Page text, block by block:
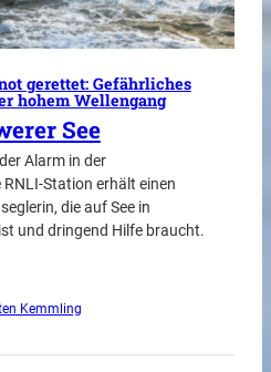
gerettet: Gefährliches
hohem Wellengang
See
Alarm in der
Station erhält einen
die auf See in
und dringend Hilfe braucht.
Kemmling